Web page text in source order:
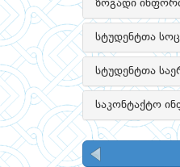
ზოგადი
სტუდენტთა
სტუდენტთა
საკონტაქტო